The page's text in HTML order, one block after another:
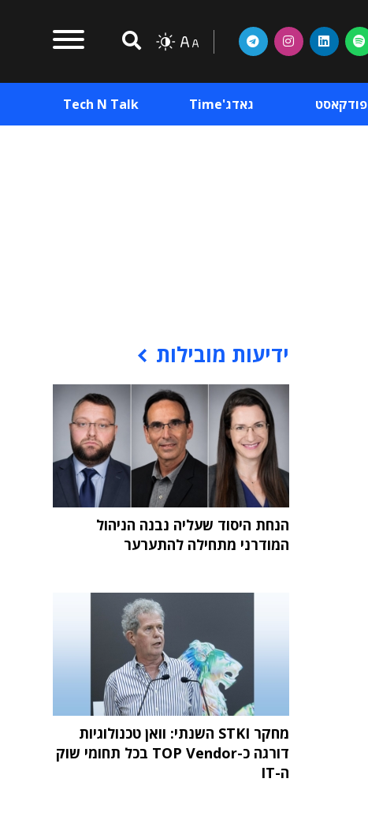
פודקאסט גאדג'Time Tech N Talk
ידיעות מובילות
הנחת היסוד שעליה נבנה הניהול
המודרני מתחילה להתערער
מחקר STKI השנתי: וואן טכנולוגיות
דורגה כ-TOP Vendor בכל תחומי שוק
ה-IT